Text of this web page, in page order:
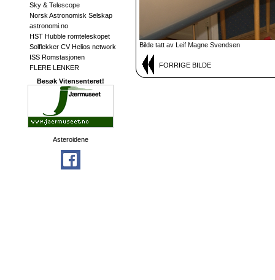
Sky & Telescope
Norsk Astronomisk Selskap
astronomi.no
HST Hubble romteleskopet
Solflekker CV Helios network
ISS Romstasjonen
FLERE LENKER
Besøk Vitensenteret!
Asteroidene
Bilde tatt av Leif Magne Svendsen
FORRIGE BILDE